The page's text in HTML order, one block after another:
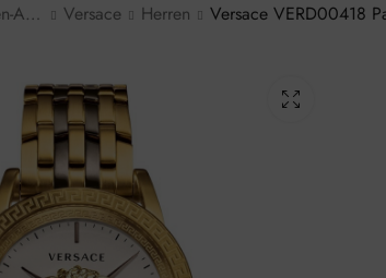
Marken-Armbanduhren Versace Herren